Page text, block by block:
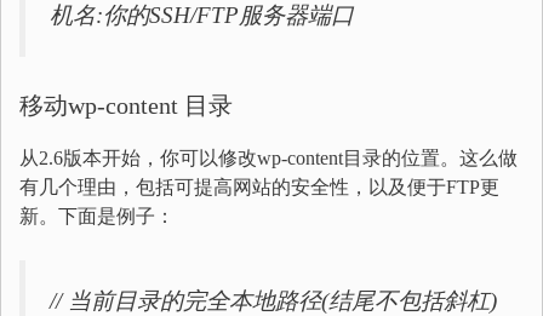
机名:你的SSH/FTP服务器端口
移动wp-content 目录
从2.6版本开始，你可以修改wp-content目录的位置。这么做
有几个理由，包括可提高网站的安全性，以及便于FTP更
新。下面是例子：
// 当前目录的完全本地路径(结尾不包括斜杠)